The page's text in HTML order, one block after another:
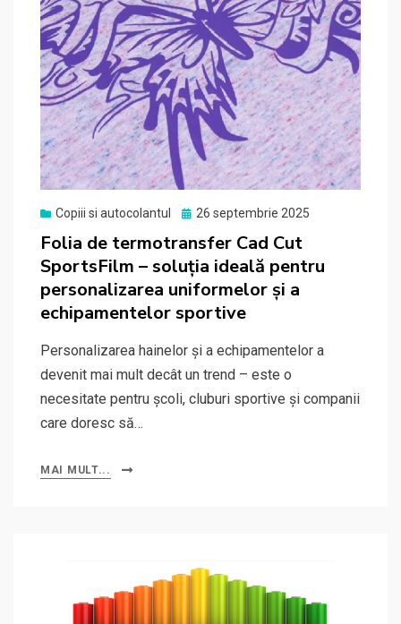
Copiii si autocolantul
Posted
26 septembrie 2025
Folia de termotransfer Cad Cut
SportsFilm – soluția ideală pentru
personalizarea uniformelor și a
echipamentelor sportive
Personalizarea hainelor și a echipamentelor a
devenit mai mult decât un trend – este o
necesitate pentru școli, cluburi sportive și companii
care doresc să…
MAI MULT...